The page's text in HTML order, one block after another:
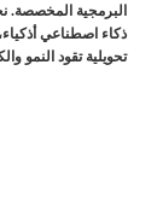
البرمجية المخصصة.
ذكاء اصطناعي
تحويلية تقود النمو